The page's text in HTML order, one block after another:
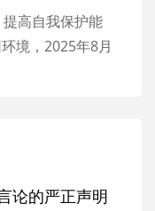
高自我保护能
境，2025年8月
论的严正声明